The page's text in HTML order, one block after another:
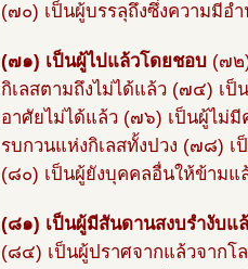
(๗๐) เป็นผู้บรรลุถึงซึ่งความมีอำ
(๗๑) เป็นผู้ไปแล้วโดยชอบ (๗๒
กิเลสตามถึงไม่ได้แล้ว (๗๔) เ
อาศัยไม่ได้แล้ว (๗๖) เป็นผู้ไม่
รบกวนแห่งกิเลสทั้งปวง (๗๘)
(๘๐) เป็นผู้ยังบุคคลอื่นให้ข้ามแ
(๘๑) เป็นผู้มีสันดานสงบรำงับแ
(๘๔) เป็นผู้ปราศจากแล้วจากโ